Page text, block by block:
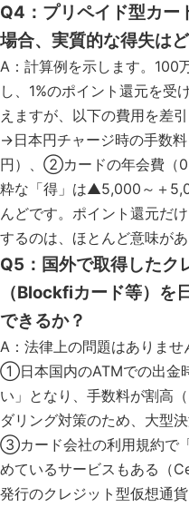
Q4：プリペイド型カー
場合、実質的な得失は
A：計算例を示します。100
し、1%のポイント還元を受
えますが、以下の費用を差
→日本円チャージ時の手数
円）、②カードの年会費（
粋な「得」は▲5,000～＋
んどです。ポイント還元だ
するのは、ほとんど意味があ
Q5：国外で取得したク
（Blockfiカード等）を
できるか？
A：法律上の問題はありませ
①日本国内のATMでの出金
い」となり、手数料が割高
ダリング対策のため、大型
③カード会社の利用規約で
めているサービスもある（
発行のクレジット型仮想通